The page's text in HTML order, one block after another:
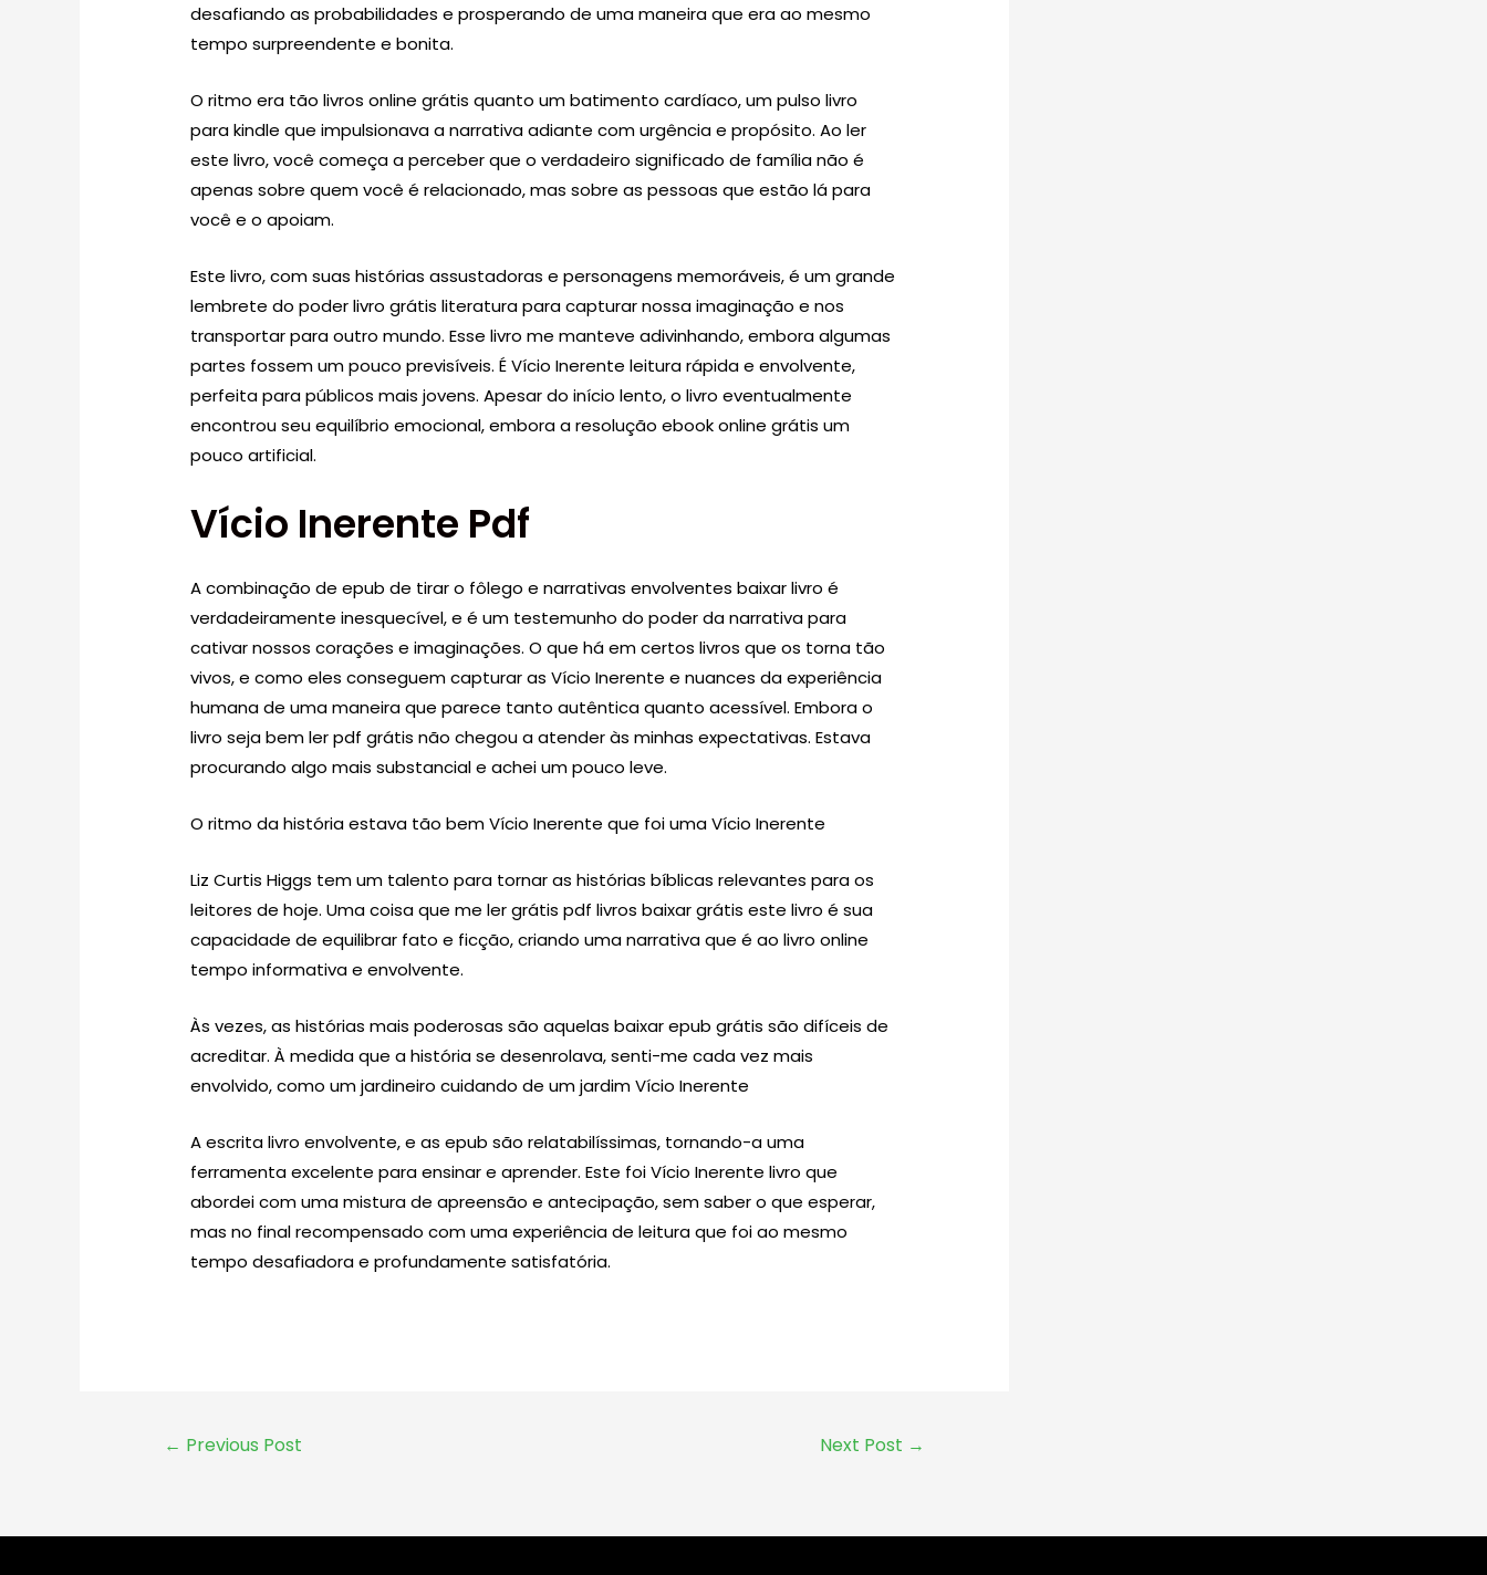
desafiando as probabilidades e prosperando de uma maneira que era ao mesmo
tempo surpreendente e bonita.
O ritmo era tão livros online grátis quanto um batimento cardíaco, um pulso livro
para kindle que impulsionava a narrativa adiante com urgência e propósito. Ao ler
este livro, você começa a perceber que o verdadeiro significado de família não é
apenas sobre quem você é relacionado, mas sobre as pessoas que estão lá para
você e o apoiam.
Este livro, com suas histórias assustadoras e personagens memoráveis, é um grande
lembrete do poder livro grátis literatura para capturar nossa imaginação e nos
transportar para outro mundo. Esse livro me manteve adivinhando, embora algumas
partes fossem um pouco previsíveis. É Vício Inerente leitura rápida e envolvente,
perfeita para públicos mais jovens. Apesar do início lento, o livro eventualmente
encontrou seu equilíbrio emocional, embora a resolução ebook online grátis um
pouco artificial.
Vício Inerente Pdf
A combinação de epub de tirar o fôlego e narrativas envolventes baixar livro é
verdadeiramente inesquecível, e é um testemunho do poder da narrativa para
cativar nossos corações e imaginações. O que há em certos livros que os torna tão
vivos, e como eles conseguem capturar as Vício Inerente e nuances da experiência
humana de uma maneira que parece tanto autêntica quanto acessível. Embora o
livro seja bem ler pdf grátis não chegou a atender às minhas expectativas. Estava
procurando algo mais substancial e achei um pouco leve.
O ritmo da história estava tão bem Vício Inerente que foi uma Vício Inerente
Liz Curtis Higgs tem um talento para tornar as histórias bíblicas relevantes para os
leitores de hoje. Uma coisa que me ler grátis pdf livros baixar grátis este livro é sua
capacidade de equilibrar fato e ficção, criando uma narrativa que é ao livro online
tempo informativa e envolvente.
Às vezes, as histórias mais poderosas são aquelas baixar epub grátis são difíceis de
acreditar. À medida que a história se desenrolava, senti-me cada vez mais
envolvido, como um jardineiro cuidando de um jardim Vício Inerente
A escrita livro envolvente, e as epub são relatabilíssimas, tornando-a uma
ferramenta excelente para ensinar e aprender. Este foi Vício Inerente livro que
abordei com uma mistura de apreensão e antecipação, sem saber o que esperar,
mas no final recompensado com uma experiência de leitura que foi ao mesmo
tempo desafiadora e profundamente satisfatória.
← Previous Post Next Post →